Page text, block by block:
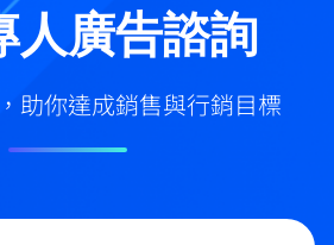
人廣告諮詢
助你達成銷售與行銷目標